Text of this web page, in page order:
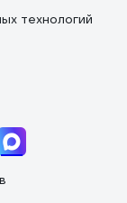
технологий